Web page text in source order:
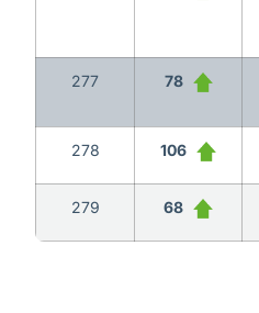
277 78
278 106
279 68